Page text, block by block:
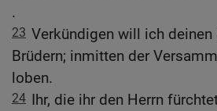
.
23 Verkündigen will ich deinen
Brüdern; inmitten der
loben.
24 Ihr, die ihr den Herrn